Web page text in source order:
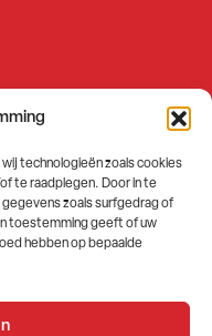
technologieën zoals cookies
te raadplegen. Door in te
zoals surfgedrag of
toestemming geeft of uw
hebben op bepaalde